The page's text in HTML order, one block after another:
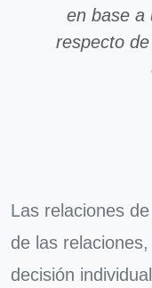
en base a
respecto
Las relaciones
de las
decisión